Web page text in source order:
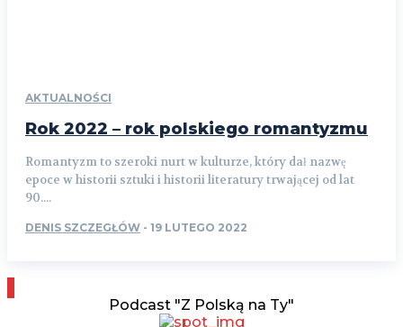
AKTUALNOŚCI
Rok 2022 – rok polskiego romantyzmu
Romantyzm to szeroki nurt w kulturze, który dał nazwę
epoce w historii sztuki i historii literatury trwającej od lat
90....
DENIS SZCZEGŁÓW - 19 LUTEGO 2022
Podcast "Z Polską na Ty"